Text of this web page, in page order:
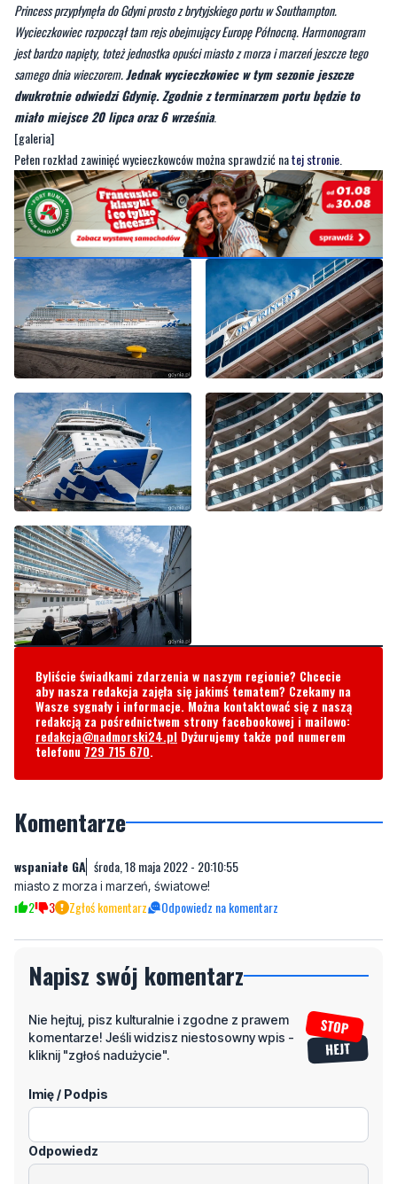
Princess przypłynęła do Gdyni prosto z brytyjskiego portu w Southampton.
Wycieczkowiec rozpoczął tam rejs obejmujący Europę Północną. Harmonogram
jest bardzo napięty, toteż jednostka opuści miasto z morza i marzeń jeszcze tego
samego dnia wieczorem.Jednak wycieczkowiec w tym sezonie jeszcze
dwukrotnie odwiedzi Gdynię. Zgodnie z terminarzem portu będzie to
miało miejsce 20 lipca oraz 6 września.
[galeria]
Pełen rozkład zawinięć wycieczkowców można sprawdzić natej stronie.
Byliście świadkami zdarzenia w naszym regionie? Chcecie
aby nasza redakcja zajęła się jakimś tematem? Czekamy na
Wasze sygnały i informacje. Można kontaktować się z naszą
redakcją za pośrednictwem strony facebookowej i mailowo:
redakcja@nadmorski24.pl Dyżurujemy także pod numerem
telefonu 729 715 670.
Komentarze
wspaniałe GA środa, 18 maja 2022 - 20:10:55
miasto z morza i marzeń, światowe!
2 3 Zgłoś komentarz Odpowiedz na komentarz
Napisz swój komentarz
Nie hejtuj, pisz kulturalnie i zgodne z prawem
komentarze! Jeśli widzisz niestosowny wpis -
kliknij "zgłoś nadużycie".
Imię / Podpis
Odpowiedz